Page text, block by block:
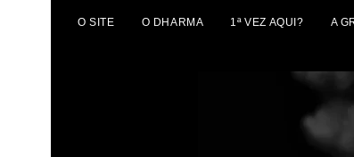
O SITE O DHARMA 1ª VEZ AQUI? A